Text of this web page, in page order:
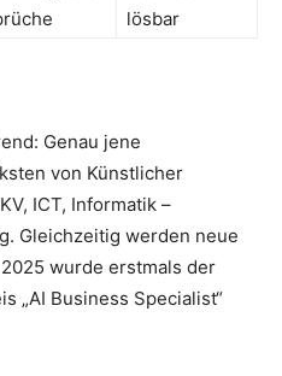
lösbar
Genau jene
von Künstlicher
ICT, Informatik –
Gleichzeitig werden neue
wurde erstmals der
„AI Business Specialist“